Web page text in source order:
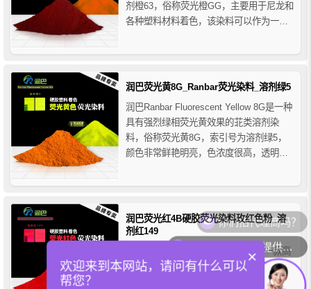
剂橙63，俗称荧光橙GG，主要用于尼龙和
各种塑料材料着色，该染料可以作为一种
尼龙纤维具有独特的荧光效果，这不仅可
用于标记和追溯尼龙制品，提高其附加
润巴荧光黄8G_Ranbar荧光染料_溶剂绿5
润巴Ranbar Fluorescent Yellow 8G是一种
具有强烈绿相荧光黄效果的苝类溶剂染
料，俗称荧光黄8G，索引号为溶剂绿5，
颜色非常鲜艳明亮，色浓度很高，透明度
色力，优异的耐热稳定性、耐酸碱性、耐
于硬胶塑料的着色。
润巴荧光红4B硬胶荧光染料玫红色粉_溶
剂红149
润巴Ranbar Fluorescent Red 4B是一款高
透明的玫红色吡啶蒽酮类荧光染料色粉，
溶剂红149，色相呈鲜艳的蓝光红色调，具
你们有免费样品提供吗？
你们招代理商吗？
×
欢迎来到本网站，请问有什么可以
帮您？